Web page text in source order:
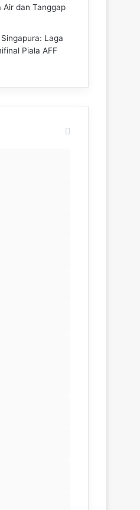
Air dan Tanggap
Laga
Piala AFF